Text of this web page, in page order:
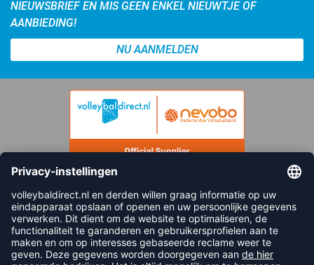
NIEUWSBRIEF EN MIS GEEN ENKEL NIEUWTJE OF
AANBIEDING!
NU AANMELDEN